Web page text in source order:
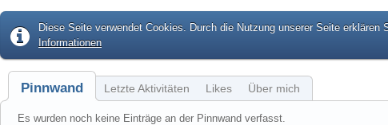
Diese Seite verwendet Cookies. Durch die Nutzung unserer Seite
Informationen
Pinnwand Letzte Aktivitäten Likes Über mich
Es wurden noch keine Einträge an der Pinnwand verfasst.